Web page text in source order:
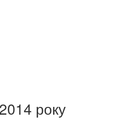
року